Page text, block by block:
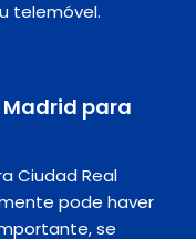
telemóvel.
para
Ciudad Real
pode haver
se